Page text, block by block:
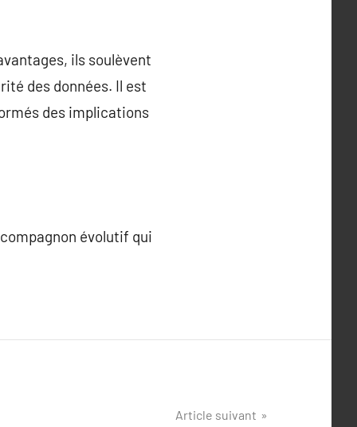
ils soulèvent
des données. Il est
des implications
évolutif qui
Article suivant